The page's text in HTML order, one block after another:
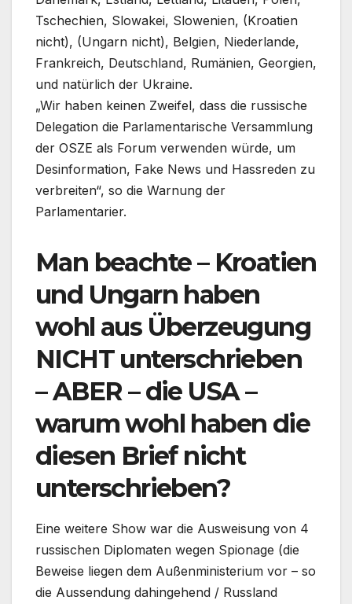
Tschechien, Slowakei, Slowenien, (Kroatien
nicht), (Ungarn nicht), Belgien, Niederlande,
Frankreich, Deutschland, Rumänien, Georgien,
und natürlich der Ukraine.
„Wir haben keinen Zweifel, dass die russische
Delegation die Parlamentarische Versammlung
der OSZE als Forum verwenden würde, um
Desinformation, Fake News und Hassreden zu
verbreiten“, so die Warnung der
Parlamentarier.
Man beachte – Kroatien
und Ungarn haben
wohl aus Überzeugung
NICHT unterschrieben
– ABER – die USA –
warum wohl haben die
diesen Brief nicht
unterschrieben?
Eine weitere Show war die Ausweisung von 4
russischen Diplomaten wegen Spionage (die
Beweise liegen dem Außenministerium vor – so
die Aussendung dahingehend / Russland